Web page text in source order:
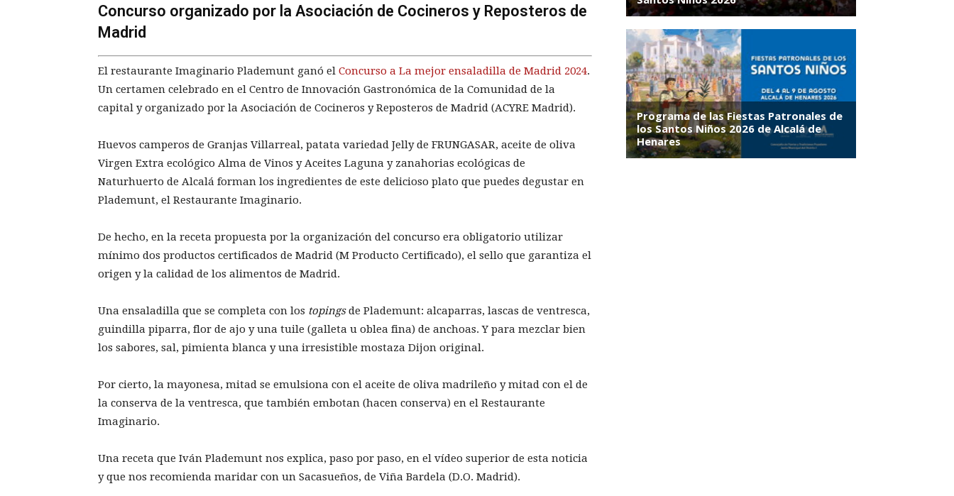
Concurso organizado por la Asociación de Cocineros y Reposteros de
Madrid
El restaurante Imaginario Plademunt ganó el Concurso a La mejor ensaladilla de Madrid 2024.
Un certamen celebrado en el Centro de Innovación Gastronómica de la Comunidad de la
capital y organizado por la Asociación de Cocineros y Reposteros de Madrid (ACYRE Madrid).
Huevos camperos de Granjas Villarreal, patata variedad Jelly de FRUNGASAR, aceite de oliva
Virgen Extra ecológico Alma de Vinos y Aceites Laguna y zanahorias ecológicas de
Naturhuerto de Alcalá forman los ingredientes de este delicioso plato que puedes degustar en
Plademunt, el Restaurante Imaginario.
De hecho, en la receta propuesta por la organización del concurso era obligatorio utilizar
mínimo dos productos certificados de Madrid (M Producto Certificado), el sello que garantiza el
origen y la calidad de los alimentos de Madrid.
Una ensaladilla que se completa con los topingsde Plademunt: alcaparras, lascas de ventresca,
guindilla piparra, flor de ajo y una tuile (galleta u oblea fina) de anchoas. Y para mezclar bien
los sabores, sal, pimienta blanca y una irresistible mostaza Dijon original.
Por cierto, la mayonesa, mitad se emulsiona con el aceite de oliva madrileño y mitad con el de
la conserva de la ventresca, que también embotan (hacen conserva) en el Restaurante
Imaginario.
Una receta que Iván Plademunt nos explica, paso por paso, en el vídeo superior de esta noticia
y que nos recomienda maridar con un Sacasueños, de Viña Bardela (D.O. Madrid).